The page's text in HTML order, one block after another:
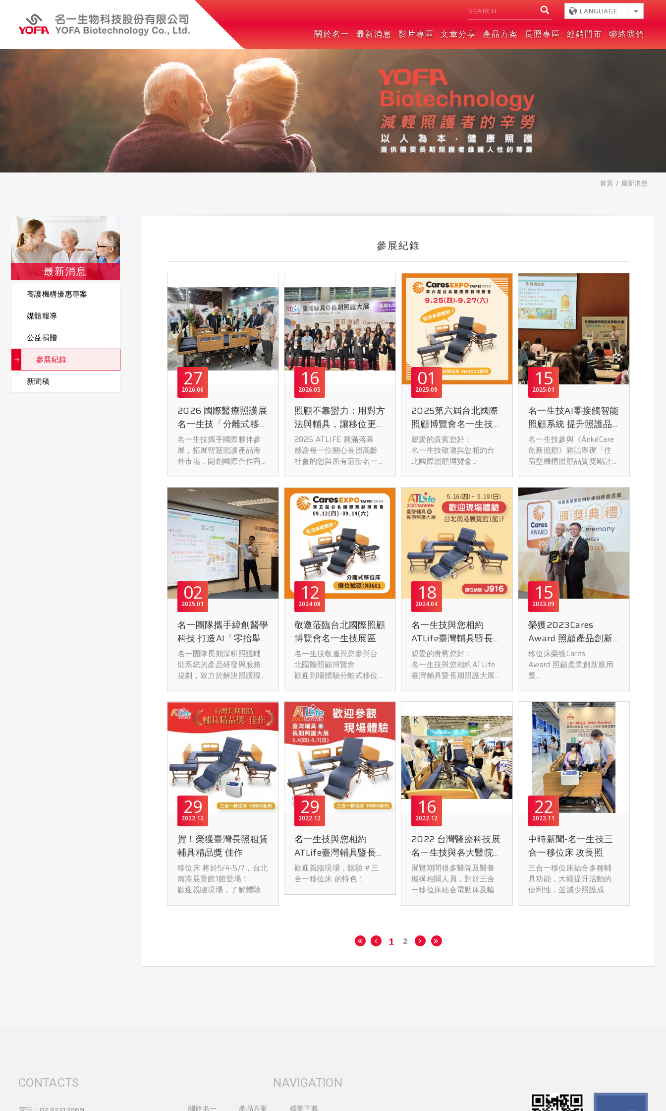
LANGUAGE
關於名一 最新消息 影片專區 文章分享 產品方案 長照專區 經銷門市 聯絡我們
首頁 最新消息
最新消息
養護機構優惠專案
媒體報導
公益捐贈
參展紀錄
新聞稿
參展紀錄
27
06
2026
2026 國際醫療照護展
名一生技「分離式移位
床」 攜手榕懋實業成
功媒合新馬、巴基斯坦
市場
名一生技攜手國際夥伴參
展，拓展智慧照護產品海
外市場，開創國際合作商
16
05
2026
照顧不靠蠻力：用對方
法與輔具，讓移位更安
全、更省力
2026 ATLIFE 圓滿落幕
感謝每一位關心長照高齡
社會的您與所有蒞臨名一
心夥伴、長照機構代表及
各個廠商，以及來自海內
外的專業人士與照顧家
庭。
01
09
2025
2025第六屆台北國際
照顧博覽會名一生技展
區敬邀蒞臨
親愛的貴賓您好：
名一生技敬邀與您相約台
北國際照顧博覽會
○影片介紹：
https://reurl.cc/myGKRY
○官網介紹：
https://bit.ly/3ITzF1z
○官方line ID：@yofacare
☆2025台北國際照顧博覽
會
☆地點：台北南港展覽館1
館4F
☆名一生技攤位號碼：
N0525
☆日期：9.25(四) -
9.27(六)
☆時間：10:00 ~ 18:00 (最
終日至16:30)
➤立即登入，展期免費參觀
https://www.caresexpo.c
om/zh-tw/visitor/login
(英文版報名參觀連結)
https://caresexpo.com/en
-us/visitor/login
15
01
2025
名一生技AI零接觸智能
照顧系統 提升照護品
質與效率
名一生技參與《ĀnkěCare
創新照顧》雜誌舉辦「住
宿型機構照顧品質獎勵計
局局長盧禹璁表示，臺南
市正式邁入超高齡社會，
長者比例超過20%，面對
日益增加的長照需求，政
府積極推動長照3.0政策，
強調醫療與科技的結合。
名一生技長期深耕照護輔
助系統的研發與服務，攜
手緯創醫學科技，導入AI
零接觸智能照護系統，協
助住宿型長照機構提升管
理效能與照護品質。
分離式移位床結合緯創醫
學科技的毫米波感測技術
裝置，開發AI零接觸智能
照護系統，通過TFDA二級
醫材與日本福祉器材認
證，可即時監測住民生理
數據，強化照護管理。系
統兼顧隱私保護，適用於
多種場域，並整合至後台
系統，提升管理效率，搭
配LINE推播與警報功能，
有效減輕照護壓力。
「分離式移位床」結合電
動床與輪椅功能，側邊門
一打開，1人就可以將病人
離床離房，降低人力負擔
與風險，並符合緊急應變
需求（EOP），將病人移位
的方便性，避免額外人力
需求及搬運過程中的二次
風險，為機構提供更高效
名一生技積極協助機構申
Email：sales@yofa-
tech.com
02
01
2025
名一團隊攜手緯創醫學
科技 打造AI「零抬舉
零接觸」智能照護環境
名一團隊長期深耕照護輔
助系統的產品研發與服務
規劃，致力於解決照護現
為AI零接觸監測系統經銷
商，將醫療體系等級的智
慧監測技術導入長期照護
現場，協助機構提升管理
效能，優化照護品質。
因應政府推動智慧科技導
入住宿型機構，促使機構
朝向數位化與智慧化場域
轉型，減輕照護負擔與風
險，名ㄧ團隊參與由侒可
傳媒舉辦的「住宿型機構
獎勵計畫需求工作坊暨產
品媒合會」，現場分享名
ㄧ團隊與緯創醫學科技合
作，結合AI及資通訊技
術，將AI零接觸智能照護
測。
12
08
2024
敬邀蒞臨台北國際照顧
博覽會名一生技展區
名一生技敬邀與您參與台
北國際照顧博覽會
歡迎到場體驗分離式移位
https://bit.ly/3PN8bxm
○官網介紹：
https://bit.ly/3ITzF1z
○線上服務平台：
https://bit.ly/3cMJbrp
☆2024台北國際照顧博覽
會
☆地點：台北南港展覽館1
館4F
☆名一生技攤位號碼：
N0601
☆日期：9.12(四) -
9.14(六)
☆時間：10:00 ~ 18:00 (最
終日至17:00)
➤立即登入，展期免費參觀
https://caresexpo.com/en
18
04
2024
名一生技與您相約
ATLife臺灣輔具暨長期
照護大展
親愛的貴賓您好：
名一生技與您相約ATLife
臺灣輔具暨長期照護大展
長期照護大展
☆地點：台北南港展覽館1
館1F
☆名一生技攤位號碼：
J916
☆日期：5.16(四) - 5.19(日)
☆時間：10:00AM ~
6:00PM (最終日至
5:00PM)
➤立即登錄預約，展期免費
參觀
https://reurl.cc/Rqn02r
*65歲(含)以上憑證件可免
登錄入
電話：02-82213669(一~
五 09:00-18:00)
了解更多資訊
15
09
2023
榮獲2023Cares
Award 照顧產品創新
應用獎
移位床榮獲Cares
Award 照顧產業創新應用
獎
從參選的61件產品中脫穎
而出，感謝各方的肯定與
支持
多功能結合的移位輔具-移
位床
當需要移位與照護工作
時，能夠安心且輕鬆使用
使用過程中有效節省照護
流程及人力，降低因勞損
而導致的離職率
體貼照顧照護者的辛勞，
也提升被照護者的生活尊
嚴
我們會不斷精進產品，持
續開發擴充選配配件
以體恤照護者與長期臥床
朋友為核心，持續深耕長
29
12
2022
賀！榮獲臺灣長照租賃
輔具精品獎 佳作
移位床 將於5/4-5/7，台北
南港展覽館1館登場！
歡迎親臨現場，了解體驗
3. 自由合離設計，可移動
○影片介紹：
29
12
2022
名一生技與您相約
ATLife臺灣輔具暨長期
照護大展
歡迎親臨現場，體驗 #三
合一移位床 的特色！
16
12
2022
2022 台灣醫療科技展
名ㄧ生技與各大醫院同
場展出
展覽期間很多醫院及醫養
機構相關人員，對於三合
一移位床結合電動床及輪
以提升長臥病人的身心健
康發展，
己的病人非常需要這張
22
11
2022
中時新聞-名一生技三
合一移位床 攻長照
三合一移位床結合多種輔
具功能，大幅提升活動的
便利性，並減少照護成
1 2
CONTACTS NAVIGATION
關於名一 產品方案 檔案下載